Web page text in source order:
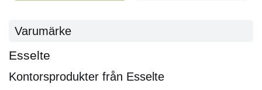
Varumärke
Esselte
Kontorsprodukter från Esselte